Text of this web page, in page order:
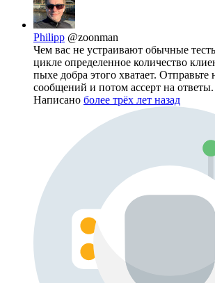
Philipp @zoonman
Чем вас не устраивают обычные
цикле определенное количество
пыхе добра этого хватает.
сообщений и потом ассерт на
Написано более трёх лет назад